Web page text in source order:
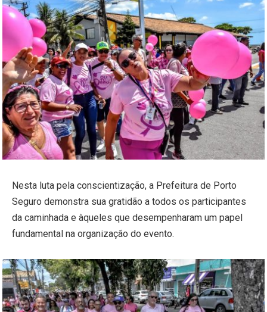
Nesta luta pela conscientização, a Prefeitura de Porto
Seguro demonstra sua gratidão a todos os participantes
da caminhada e àqueles que desempenharam um papel
fundamental na organização do evento.